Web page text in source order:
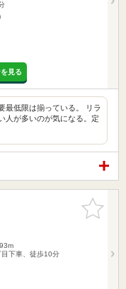
見る
最低限は揃っている。 リラ
人が多いのが気になる。定
お気に入
りに追加
下車、徒歩10分